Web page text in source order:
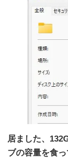
居ました、
ブの容量を食